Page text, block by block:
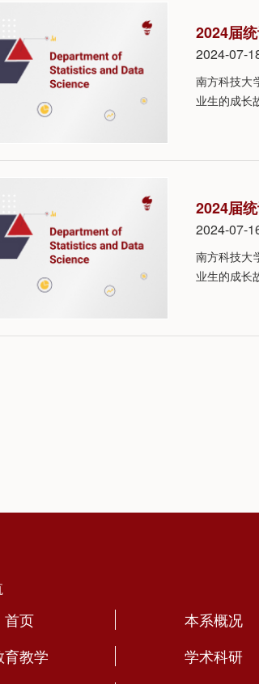
2024届
2024-07-
南方科技大
业生的成长
2024届
2024-07-
南方科技大
业生的成长
首页
本系概况
育教学
学术科研